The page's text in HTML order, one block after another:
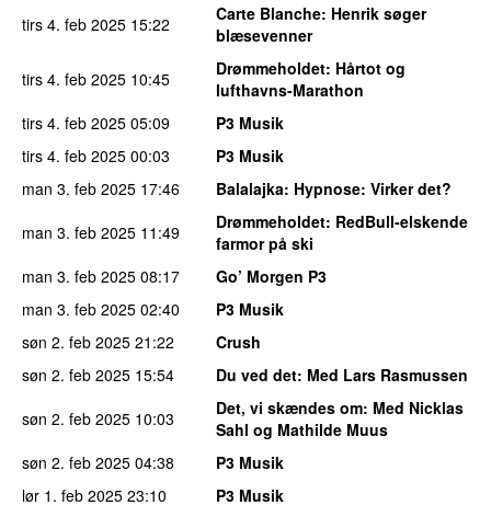
tirs 4. feb 2025 15:22 Carte Blanche: Henrik søger
blæsevenner
tirs 4. feb 2025 10:45 Drømmeholdet: Hårtot og
lufthavns-Marathon
tirs 4. feb 2025 05:09
P3 Musik
tirs 4. feb 2025 00:03
P3 Musik
man 3. feb 2025 17:46 Balalajka: Hypnose: Virker det?
man 3. feb 2025 11:49 Drømmeholdet: RedBull-elskende
farmor på ski
man 3. feb 2025 08:17
Go’ Morgen P3
man 3. feb 2025 02:40
P3 Musik
søn 2. feb 2025 21:22
Crush
søn 2. feb 2025 15:54 Du ved det: Med Lars Rasmussen
søn 2. feb 2025 10:03 Det, vi skændes om: Med Nicklas
Sahl og Mathilde Muus
søn 2. feb 2025 04:38
P3 Musik
lør 1. feb 2025 23:10 P3 Musik